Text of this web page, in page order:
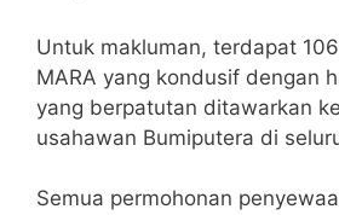
Untuk makluman, terdapat
MARA yang kondusif dengan
yang berpatutan ditawarkan
usahawan Bumiputera di
Semua permohonan